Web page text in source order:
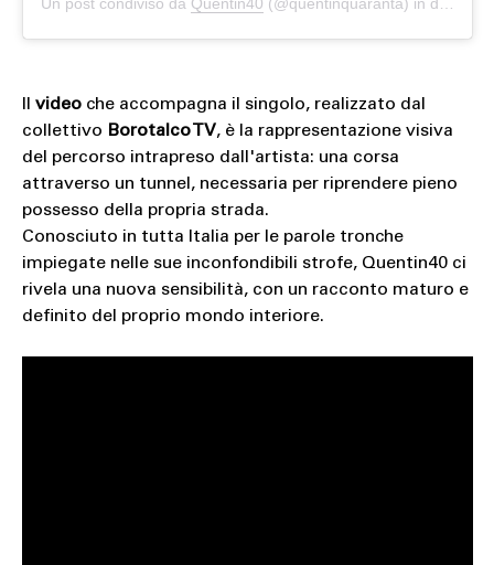
video che accompagna il singolo, realizzato dal
collettivo Borotalco TV, è la rappresentazione visiva
del percorso intrapreso dall'artista: una corsa
attraverso un tunnel, necessaria per riprendere pieno
possesso della propria strada.
Conosciuto in tutta Italia per le parole tronche
impiegate nelle sue inconfondibili strofe, Quentin40 ci
rivela una nuova sensibilità, con un racconto maturo e
definito del proprio mondo interiore.